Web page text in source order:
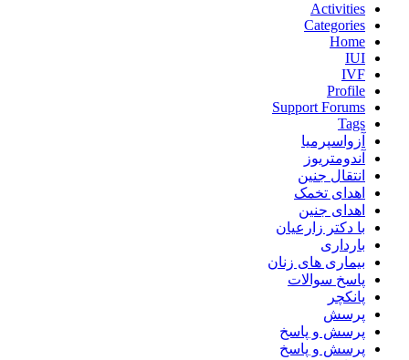
Activities
Categories
Home
IUI
IVF
Profile
Support Forums
Tags
آزواسپرمیا
آندومتریوز
انتقال جنین
اهدای تخمک
اهدای جنین
با دکتر زارعیان
بارداری
بیماری های زنان
پاسخ سوالات
پانکچر
پرسش
پرسش و پاسخ
پرسش و پاسخ